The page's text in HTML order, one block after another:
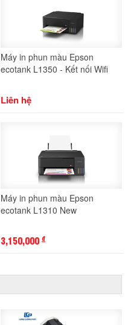
Máy in phun màu Epson
ecotank L1350 - Kết nối Wifi
Liên hệ
Máy in phun màu Epson
ecotank L1310 New
3,150,000 đ